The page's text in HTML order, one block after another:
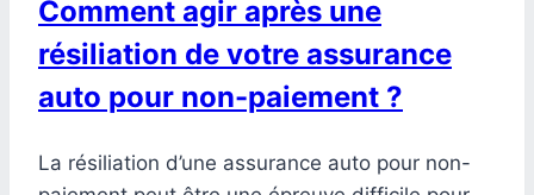
Comment agir après une
résiliation de votre assurance
auto pour non-paiement ?
La résiliation d’une assurance auto pour non-